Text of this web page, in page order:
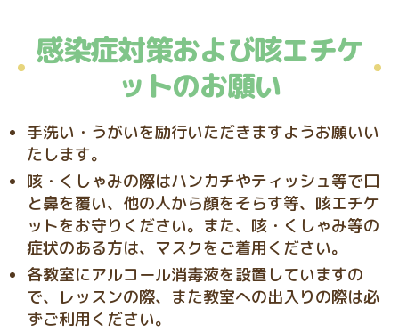
感染症対策および咳エチケ
ットのお願い
手洗い・うがいを励行いただきますようお願いい
たします。
咳・くしゃみの際はハンカチやティッシュ等で口
と鼻を覆い、他の人から顔をそらす等、咳エチケ
ットをお守りください。また、咳・くしゃみ等の
症状のある方は、マスクをご着用ください。
各教室にアルコール消毒液を設置していますの
で、レッスンの際、また教室への出入りの際は必
ずご利用ください。